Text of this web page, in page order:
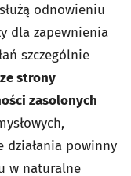
odnowieniu
dla zapewnienia
szczególnie
strony
zasolonych
działania powinny
w naturalne